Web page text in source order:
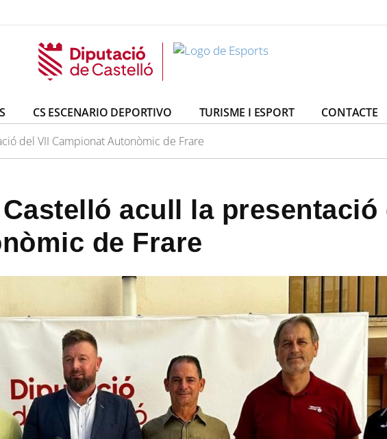
CS ESCENARIO DEPORTIVO TURISME I ESPORT
CONTACTE
del VII Campionat Autonòmic de Frare
acull la presentació
de Frare